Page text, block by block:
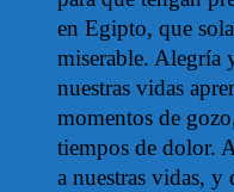
en Egipto, que
miserable. Alegría
nuestras vidas
momentos de
tiempos de dolor.
a nuestras vidas, y